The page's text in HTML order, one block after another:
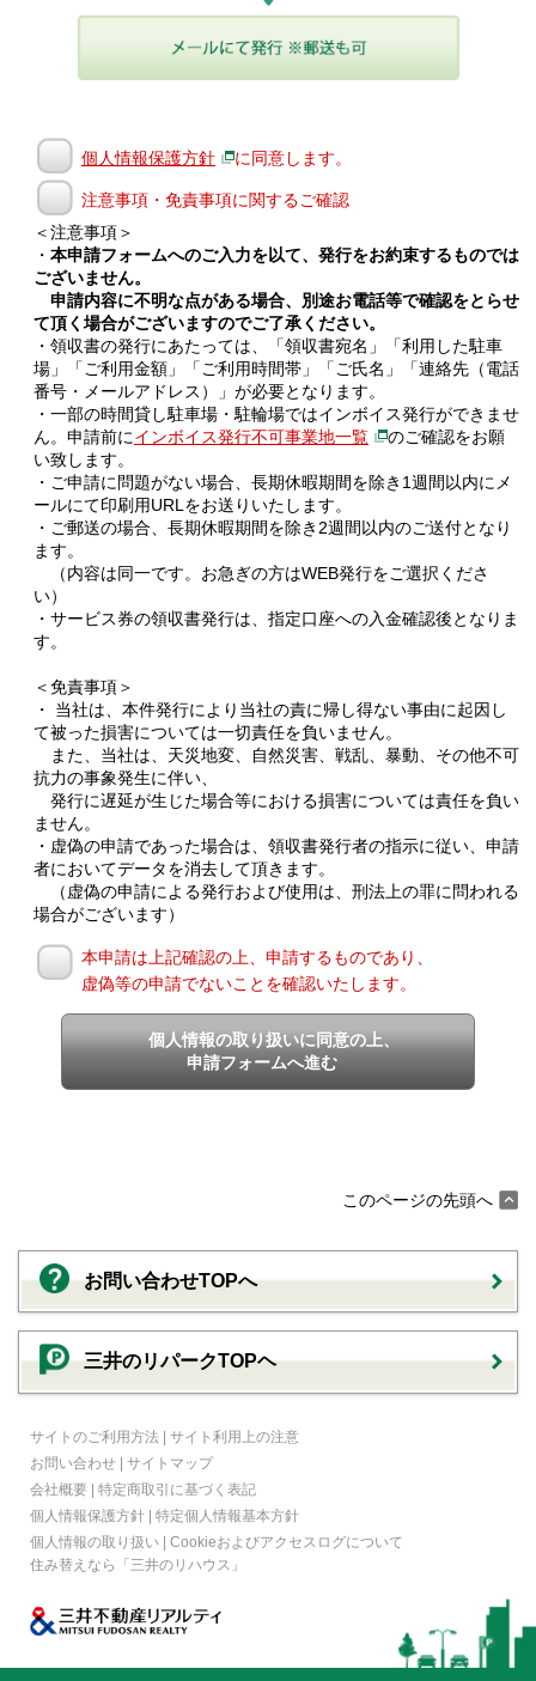
個人情報保護方針 に同意します。
注意事項・免責事項に関するご確認
＜注意事項＞
・ 本申請フォームへのご入力を以て、発行をお約束するものでは
ございません。
申請内容に不明な点がある場合、別途お電話等で確認をとらせ
て頂く場合がございますのでご了承ください。
・領収書の発行にあたっては、「領収書宛名」「利用した駐車
場」「ご利用金額」「ご利用時間帯」「ご氏名」「連絡先（電話
番号・メールアドレス）」が必要となります。
・一部の時間貸し駐車場・駐輪場ではインボイス発行ができませ
ん。申請前にインボイス発行不可事業地一覧
のご確認をお願
い致します。
・ご申請に問題がない場合、長期休暇期間を除き1週間以内にメ
ールにて印刷用URLをお送りいたします。
・ご郵送の場合、長期休暇期間を除き2週間以内のご送付となり
ます。
（内容は同一です。お急ぎの方はWEB発行をご選択くださ
い）
・サービス券の領収書発行は、指定口座への入金確認後となりま
す。
＜免責事項＞
・ 当社は、本件発行により当社の責に帰し得ない事由に起因し
て被った損害については一切責任を負いません。
また、当社は、天災地変、自然災害、戦乱、暴動、その他不可
抗力の事象発生に伴い、
発行に遅延が生じた場合等における損害については責任を負い
ません。
・虚偽の申請であった場合は、領収書発行者の指示に従い、申請
者においてデータを消去して頂きます。
（虚偽の申請による発行および使用は、刑法上の罪に問われる
場合がございます）
本申請は上記確認の上、申請するものであり、
虚偽等の申請でないことを確認いたします。
個人情報の取り扱いに同意の上、
申請フォームへ進む
このページの先頭へ
お問い合わせTOPへ
三井のリパークTOPヘ
サイトのご利用方法 | サイト利用上の注意
お問い合わせ | サイトマップ
会社概要 | 特定商取引に基づく表記
個人情報保護方針 | 特定個人情報基本方針
個人情報の取り扱い | Cookieおよびアクセスログについて
住み替えなら
「三井のリハウス」